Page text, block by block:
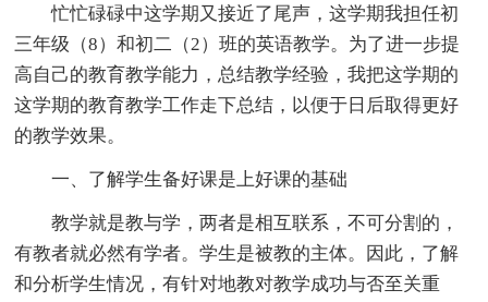
忙忙碌碌中这学期又接近了尾声，这学期我担任初
三年级（8）和初二（2）班的英语教学。为了进一步提
高自己的教育教学能力，总结教学经验，我把这学期的
这学期的教育教学工作走下总结，以便于日后取得更好
的教学效果。
一、了解学生备好课是上好课的基础
教学就是教与学，两者是相互联系，不可分割的，
有教者就必然有学者。学生是被教的主体。因此，了解
和分析学生情况，有针对地教对教学成功与否至关重